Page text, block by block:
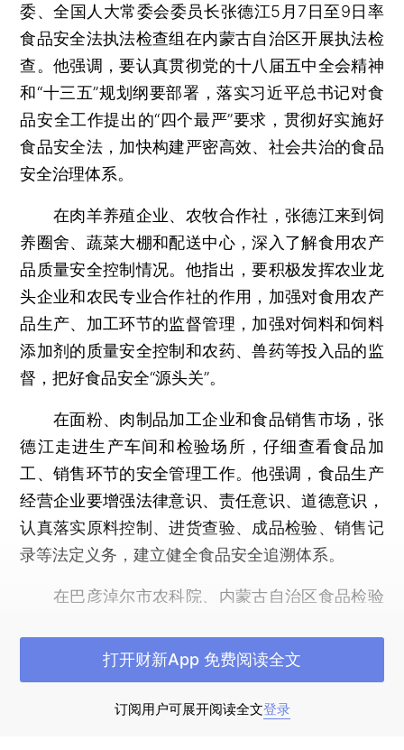
委、全国人大常委会委员长张德江5月7日至9日率
食品安全法执法检查组在内蒙古自治区开展执法检
查。他强调，要认真贯彻党的十八届五中全会精神
和“十三五”规划纲要部署，落实习近平总书记对食
品安全工作提出的“四个最严”要求，贯彻好实施好
食品安全法，加快构建严密高效、社会共治的食品
安全治理体系。
在肉羊养殖企业、农牧合作社，张德江来到饲
养圈舍、蔬菜大棚和配送中心，深入了解食用农产
品质量安全控制情况。他指出，要积极发挥农业龙
头企业和农民专业合作社的作用，加强对食用农产
品生产、加工环节的监督管理，加强对饲料和饲料
添加剂的质量安全控制和农药、兽药等投入品的监
督，把好食品安全“源头关”。
在面粉、肉制品加工企业和食品销售市场，张
德江走进生产车间和检验场所，仔细查看食品加
工、销售环节的安全管理工作。他强调，食品生产
经营企业要增强法律意识、责任意识、道德意识，
认真落实原料控制、进货查验、成品检验、销售记
录等法定义务，建立健全食品安全追溯体系。
在巴彦淖尔市农科院、内蒙古自治区食品检验
告、跟踪和机构建设等情况。他指出，要加强检
验、检测、检疫等工作，健全工作流程，规范工作
程序，优化资源配置和运用，提高食品安全工作科
订阅用户可展开阅读全文登录
打开财新App 免费阅读全文